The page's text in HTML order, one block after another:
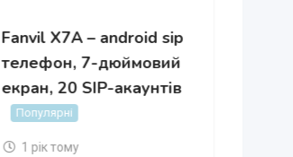
Fanvil X7A – android sip
телефон, 7-дюймовий
екран, 20 SIP-акаунтів
Популярні
1 рік тому